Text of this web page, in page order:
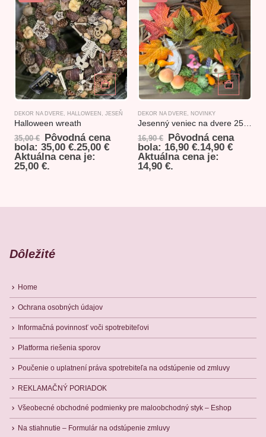
DEKOR NA DVERE, HALLOWEEN , JESEŇ
Halloween wreath
35,00€ Pôvodná cena
bola: 35,00 €.25,00 €
Aktuálna cena je:
25,00 €.
DEKOR NA DVERE, NOVINKY
Jesenný veniec na dvere 25cm
16,90€ Pôvodná cena
bola: 16,90 €.14,90 €
Aktuálna cena je:
14,90 €.
Dôležité
Home
Ochrana osobných údajov
Informačná povinnosť voči spotrebiteľovi
Platforma riešenia sporov
Poučenie o uplatnení práva spotrebiteľa na odstúpenie od zmluvy
REKLAMAČNÝ PORIADOK
Všeobecné obchodné podmienky pre maloobchodný styk – Eshop
Na stiahnutie – Formulár na odstúpenie zmluvy